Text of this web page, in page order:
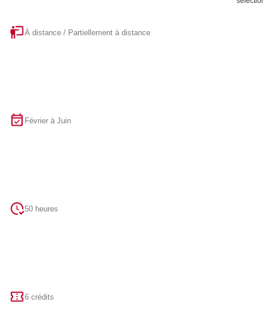
À distance / Partiellement à distance
Février à Juin
50 heures
6 crédits